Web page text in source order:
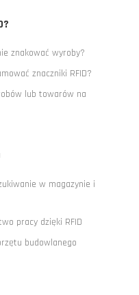
znakować wyroby?
znaczniki RFID?
lub towarów na
w magazynie i
pracy dzięki RFID
budowlanego